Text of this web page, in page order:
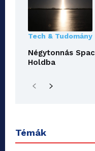
Tech & Tudomány
Négytonnás
Holdba
Témák